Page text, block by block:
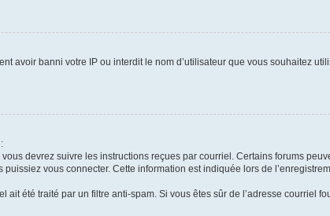
avoir banni votre IP ou interdit le nom d’utilisateur que vous souhaitez
devrez suivre les instructions reçues par courriel. Certains forums
vous connecter. Cette information est indiquée lors de
été traité par un filtre anti-spam. Si vous êtes sûr de l’adresse courriel